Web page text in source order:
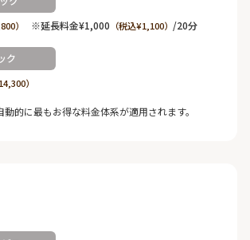
） ※延長料金¥1,000 （税込¥1,100） /20分
ク
）
動的に最もお得な料金体系が適用されます。